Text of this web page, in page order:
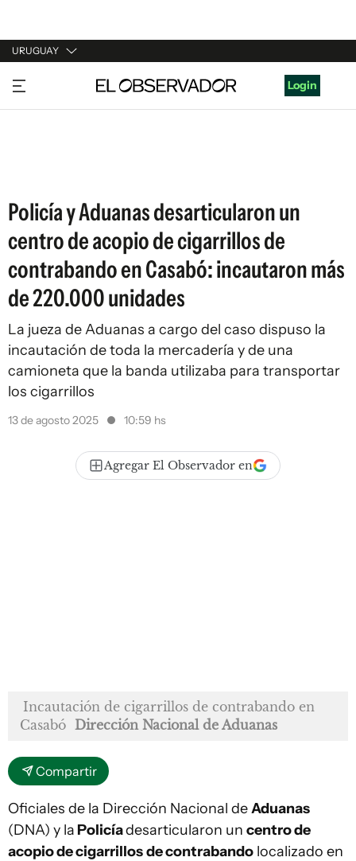
URUGUAY
URUGUAY
ARGENTINA
Login
Policía y Aduanas desarticularon un
centro de acopio de cigarrillos de
contrabando en Casabó: incautaron más
de 220.000 unidades
La jueza de Aduanas a cargo del caso dispuso la
incautación de toda la mercadería y de una
camioneta que la banda utilizaba para transportar
los cigarrillos
13 de agosto 2025 10:59 hs
Agregar El Observador en
Incautación de cigarrillos de contrabando en
Casabó Dirección Nacional de Aduanas
Compartir
Oficiales de la Dirección Nacional deAduanas
(DNA) y la Policíadesarticularon un centro de
acopio de cigarrillosde contrabando localizado en